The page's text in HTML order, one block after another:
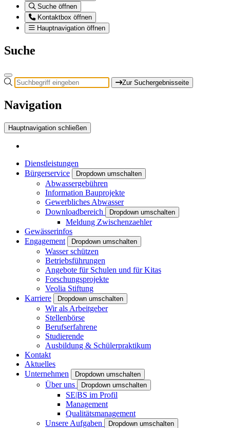
Suche öffnen
Kontaktbox öffnen
Hauptnavigation öffnen
Suche
Zur Suchergebnisseite
Navigation
Hauptnavigation schließen
Dienstleistungen
Bürgerservice
Dropdown umschalten
Abwassergebühren
Information Bauprojekte
Gewerbliches Abwasser
Downloadbereich
Dropdown umschalten
Meldung Zwischenzaehler
Gewässerinfos
Engagement
Dropdown umschalten
Wasser schützen
Betriebsführungen
Angebote für Schulen und für Kitas
Forschungsprojekte
Veolia Stiftung
Karriere
Dropdown umschalten
Wir als Arbeitgeber
Stellenbörse
Berufserfahrene
Studierende
Ausbildung & Schülerpraktikum
Kontakt
Aktuelles
Unternehmen
Dropdown umschalten
Über uns Dropdown umschalten
SE|BS im Profil
Management
Qualitätsmanagement
Unsere Aufgaben
Dropdown umschalten